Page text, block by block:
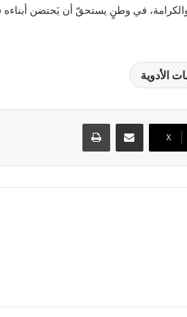
والكرامة، في وطنٍ يستحقّ أن يَحتضن
الأدوية
X
مشاركة عبر البريد طباعة